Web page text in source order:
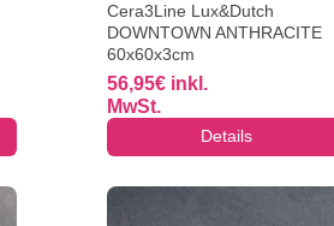
Cera3Line Lux&Dutch
DOWNTOWN ANTHRACITE
60x60x3cm
56,95€ inkl.
MwSt.
Details